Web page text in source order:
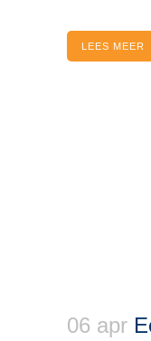
LEES MEER
06 apr